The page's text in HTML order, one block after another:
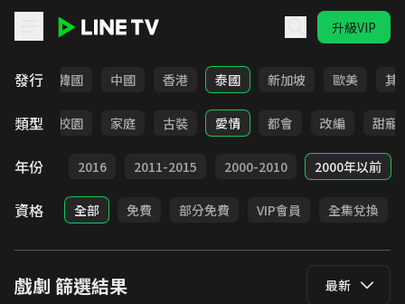
升級VIP
發行
日本 韓國 中國 香港 泰國 新加坡 歐美 其
類型
職場 校園 家庭 古裝 愛情 都會 改編 甜寵
年份
2017 2016 2011-2015 2000-2010 2000年以前
資格 全部 免費 部分免費 VIP會員 全集兌換
戲劇 篩選結果 最新